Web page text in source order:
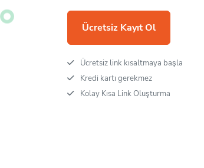
Ücretsiz Kayıt Ol
Ücretsiz link kısaltmaya başla
Kredi kartı gerekmez
Kolay Kısa Link Oluşturma